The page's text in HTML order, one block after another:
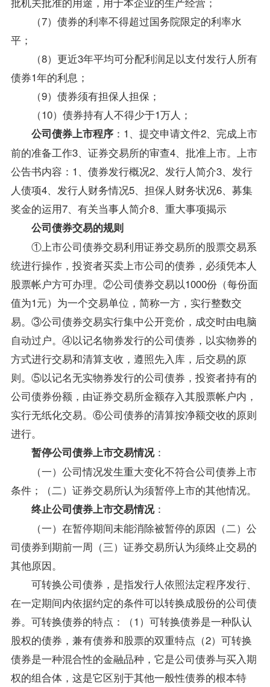
（7）债券的利率不得超过国务院限定的利率水
平；
（8）更近3年平均可分配利润足以支付发行人所有
债券1年的利息；
（9）债券须有担保人担保；
（10）债券持有人不得少于1万人；
公司债券上市程序：1、提交申请文件2、完成上市
前的准备工作3、证券交易所的审查4、批准上市。上市
公告书内容：1、债券发行概况2、发行人简介3、发行
人债项4、发行人财务情况5、担保人财务状况6、募集
奖金的运用7、有关当事人简介8、重大事项揭示
公司债券交易的规则
①上市公司债券交易利用证券交易所的股票交易系
统进行操作，投资者买卖上市公司的债券，必须凭本人
股票帐户方可办理。②公司债券交易以1000份（每份面
值为1元）为一个交易单位，简称一方，实行整数交
易。③公司债券交易实行集中公开竞价，成交时由电脑
自动过户。④以记名物券发行的公司债券，以实物券的
方式进行交易和清算支收，遵照先入库，后交易的原
则。⑤以记名无实物券发行的公司债券，投资者持有的
公司债券份额，由证券交易所金额存入其股票帐户内，
实行无纸化交易。⑥公司债券的清算按净额交收的原则
进行。
暂停公司债券上市交易情况：
（一）公司情况发生重大变化不符合公司债券上市
条件；（二）证券交易所认为须暂停上市的其他情况。
终止公司债券上市交易情况：
（一）在暂停期间未能消除被暂停的原因（二）公
司债券到期前一周（三）证券交易所认为须终止交易的
其他原因。
可转换公司债券，是指发行人依照法定程序发行、
在一定期间内依据约定的条件可以转换成股份的公司债
券。可转换债券的特点：（1）可转换债券是一种队认
股权的债券，兼有债券和股票的双重特点（2）可转换
债券是一种混合性的金融品种，它是公司债券与买入期
权的组合体，这是它区别于其他一般性债券的根本特